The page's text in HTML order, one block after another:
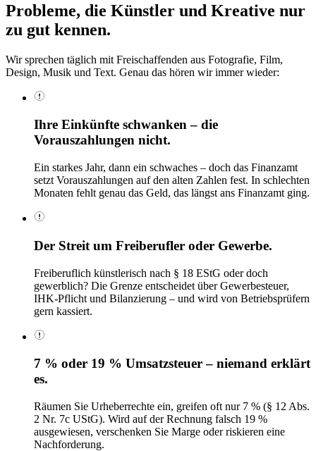
Probleme, die Künstler und Kreative nur
zu gut kennen.
Wir sprechen täglich mit Freischaffenden aus Fotografie, Film,
Design, Musik und Text. Genau das hören wir immer wieder:
Ihre Einkünfte schwanken – die
Vorauszahlungen nicht.
Ein starkes Jahr, dann ein schwaches – doch das Finanzamt
setzt Vorauszahlungen auf den alten Zahlen fest. In schlechten
Monaten fehlt genau das Geld, das längst ans Finanzamt ging.
Der Streit um Freiberufler oder Gewerbe.
Freiberuflich künstlerisch nach § 18 EStG oder doch
gewerblich? Die Grenze entscheidet über Gewerbesteuer,
IHK-Pflicht und Bilanzierung – und wird von Betriebsprüfern
gern kassiert.
7 % oder 19 % Umsatzsteuer – niemand erklärt
es.
Räumen Sie Urheberrechte ein, greifen oft nur 7 % (§ 12 Abs.
2 Nr. 7c UStG). Wird auf der Rechnung falsch 19 %
ausgewiesen, verschenken Sie Marge oder riskieren eine
Nachforderung.